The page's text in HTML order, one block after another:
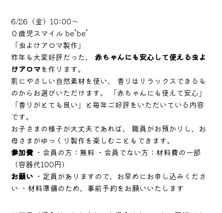
6/26（金）10:00〜
０歳児スマイル be’be’
「虫よけアロマ製作」
昨年も大変好評だった、 赤ちゃんにも安心して使える虫よ
けアロマを作ります。
肌にやさしい自然素材を使い、 香りはリラックスできるも
のからお選びいただけます。 「赤ちゃんにも使えて安心」
「香りがとても良い」と毎年ご好評をいただいている内容
です。
お子さまの様子が大丈夫であれば、 職員がお預かりし、お
母さまがゆっくり製作を楽しむこともできます。
参加費 ・会員の方：無料 ・会員でない方：材料費の一部
（容器代100円）
お願い ・定員がありますので、お早めにお申し込みくださ
い ・材料準備のため、事前予約をお願いいたします